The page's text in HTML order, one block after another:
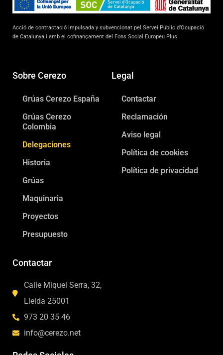
Acció de contractació impulsada y subvencionat pel Servei Públic d’Ocupació
de Catalunya i amb el cofinançament del Fons Social Europeu Plus
Sobre Cerezo
Grúas Cerezo España
Grúas Cerezo
Colombia
Delegaciones
Historia
Grúas
Maquinaria
Proyectos
Presupuesto
Legal
Contactar
Reclamación
Aviso legal
Política de cookies
Política de privacidad
Contactar
Calle Miquel Serra, 32,
Lleida 25001
973 20 35 46
info@cerezo.net